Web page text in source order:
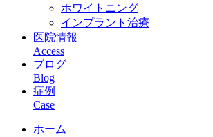
ホワイトニング
インプラント治療
医院情報
Access
ブログ
Blog
症例
Case
ホーム